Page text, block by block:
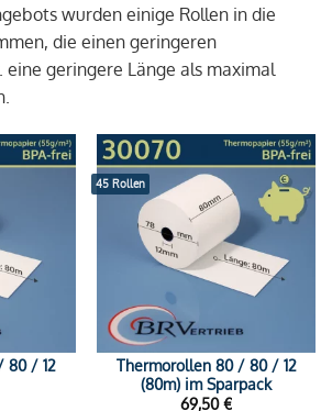
wurden einige Rollen in die
die einen geringeren
eine geringere Länge als maximal
80 / 12
45 Rollen
Thermorollen 80 / 80 / 12
(80m) im Sparpack
69,50€